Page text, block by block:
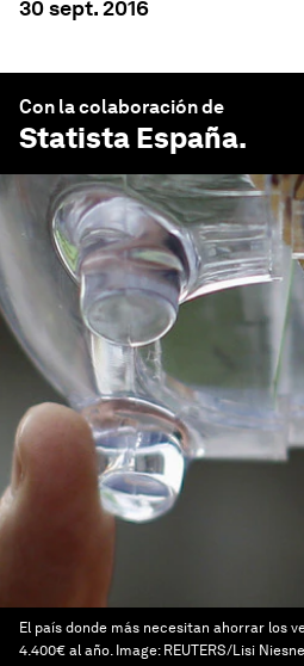
30 sept. 2016
Con la colaboración de
Statista España.
El país donde más necesitan ahorrar los
4.400€ al año. Image: REUTERS/Lisi